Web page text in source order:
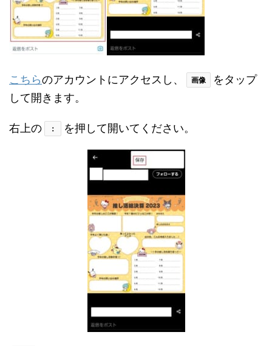
こちらのアカウントにアクセスし、 画像
をタップ
して開きます。
右上の ： を押して開いてください。